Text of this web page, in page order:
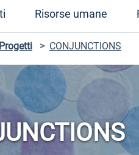
Risorse umane
Progetti > CONJUNCTIONS